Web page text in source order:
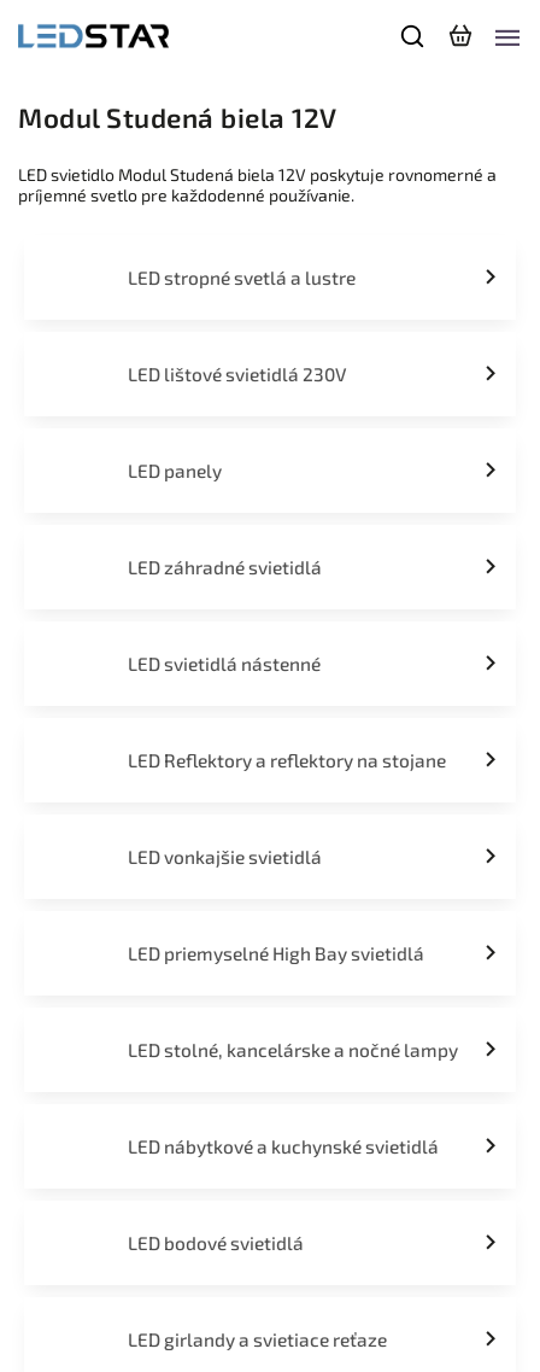
Modul Studená biela 12V
LED svietidlo Modul Studená biela 12V poskytuje rovnomerné a
príjemné svetlo pre každodenné používanie.
LED stropné svetlá a lustre
LED lištové svietidlá 230V
LED panely
LED záhradné svietidlá
LED svietidlá nástenné
LED Reflektory a reflektory na stojane
LED vonkajšie svietidlá
LED priemyselné High Bay svietidlá
LED stolné, kancelárske a nočné lampy
LED nábytkové a kuchynské svietidlá
LED bodové svietidlá
LED girlandy a svietiace reťaze